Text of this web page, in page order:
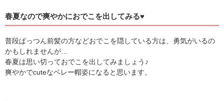
春夏なので爽やかにおでこを出してみる♥
普段ぱっつん前髪の方などおでこを隠している方は、勇気がいるの
かもしれませんが…
春夏は思い切っておでこを出してみましょう♪
爽やかでcuteなベレー帽姿になると思います。